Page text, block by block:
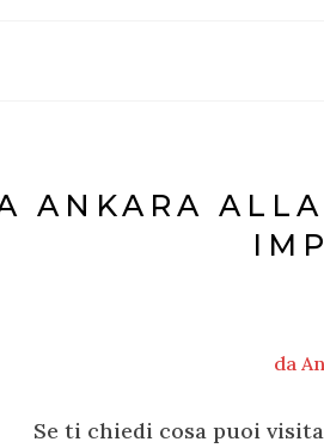
ANKARA
Se ti chiedi cosa puoi